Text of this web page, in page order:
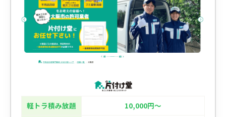
軽トラ積み放題
10,000円〜